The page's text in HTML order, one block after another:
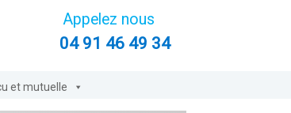
Appelez nous
04 91 46 49 34
et mutuelle